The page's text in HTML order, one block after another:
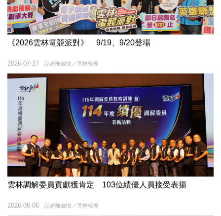
《2026雲林電競派對》 9/19、9/20登場
記者陳致愷／雲林報導
2026-07-27
雲林調解委員貢獻獲肯定 103位績優人員接受表揚
記者陳致愷／雲林報導
2026-08-06